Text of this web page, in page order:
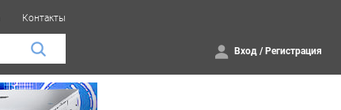
Контакты
Вход / Регистрация